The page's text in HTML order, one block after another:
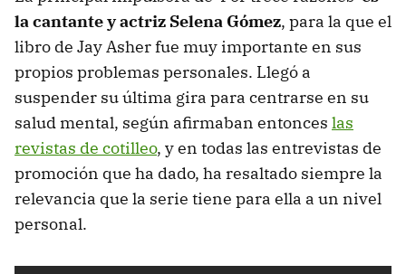
la cantante y actriz Selena Gómez, para la que el
libro de Jay Asher fue muy importante en sus
propios problemas personales. Llegó a
suspender su última gira para centrarse en su
salud mental, según afirmaban entonces las
revistas de cotilleo, y en todas las entrevistas de
promoción que ha dado, ha resaltado siempre la
relevancia que la serie tiene para ella a un nivel
personal.